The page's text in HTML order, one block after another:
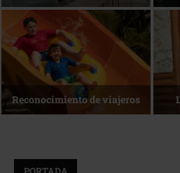
Reconocimiento de viajeros